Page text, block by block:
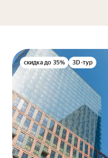
скидка до 35% 3D-тур